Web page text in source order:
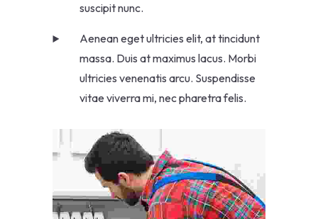
suscipit nunc.
Aenean eget ultricies elit, at tincidunt
massa. Duis at maximus lacus. Morbi
ultricies venenatis arcu. Suspendisse
vitae viverra mi, nec pharetra felis.